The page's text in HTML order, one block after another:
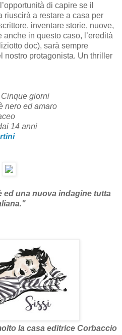
di capire se il
riuscirà a restare a casa per
inventare storie, nuove,
in questo caso, l’eredità
doc), sarà sempre
nostro protagonista. Un thriller
Cinque giorni
nero ed amaro
14 anni
una nuova indagine tutta
casa editrice Corbaccio